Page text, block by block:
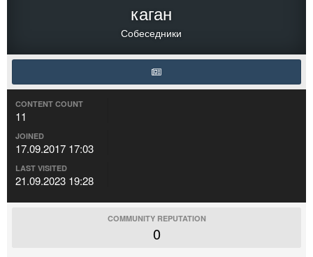
каган
Собеседники
CONTENT COUNT
11
JOINED
17.09.2017 17:03
LAST VISITED
21.09.2023 19:28
COMMUNITY REPUTATION
0